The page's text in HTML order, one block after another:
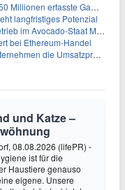
Ereignisse in Echtzeit-Datenpipeline
langfristiges Potenzial
Michoacán in Mexiko wieder in Gang
bei Ethereum-Handel
anhebt und starkes Wachstum signalisiert
und Katze –
08.08.2026 (lifePR) -
ist für die
Haustiere genauso
eigene. Unsere